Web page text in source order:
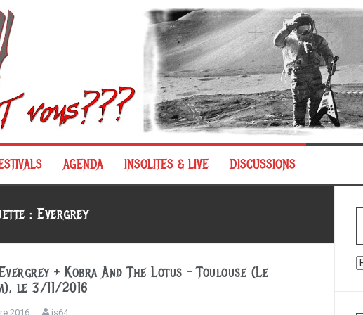
AGENDA INSOLITES & LIVE DISCUSSIONS
:Evergrey
+ Kobra And The Lotus – Toulouse (Le
le 3/11/2016
2016 js64